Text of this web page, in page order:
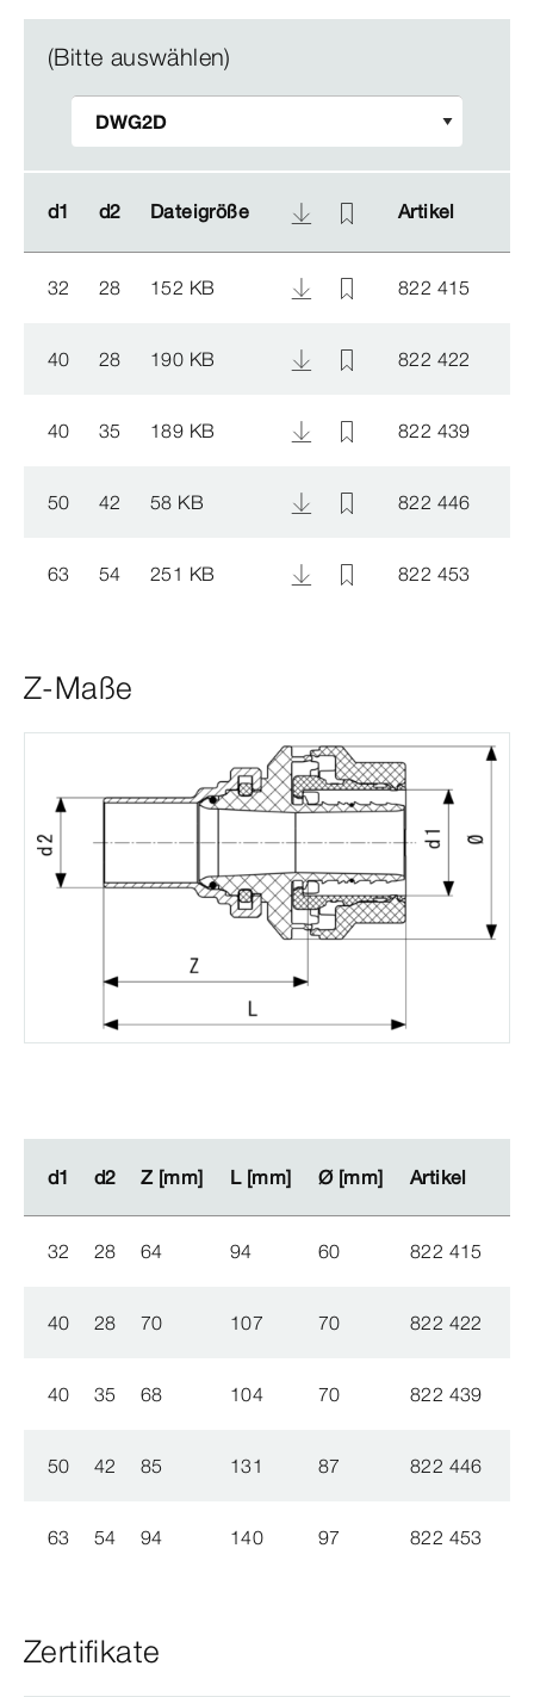
(Bitte auswählen)
d1 d2 Dateigröße Artikel
d1 d2 Dateigröße Artikel
32 28 152 KB 822 415
40 28 190 KB 822 422
40 35 189 KB 822 439
50 42 58 KB 822 446
63 54 251 KB 822 453
Z-Maße
d1 d2 Z [mm] L [mm] Ø [mm] Artikel
d1 d2 Z [mm] L [mm] Ø [mm] Artikel
32 28 64 94 60 822 415
40 28 70 107 70 822 422
40 35 68 104 70 822 439
50 42 85 131 87 822 446
63 54 94 140 97 822 453
Zertifikate